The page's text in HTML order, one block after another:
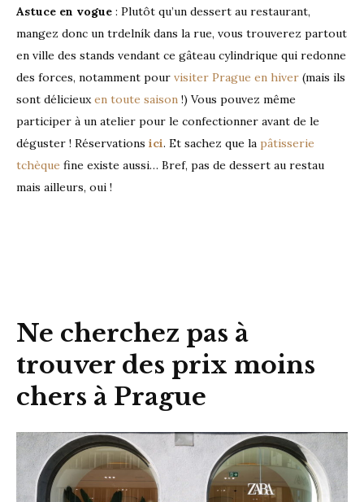
Astuce en vogue : Plutôt qu’un dessert au restaurant,
mangez donc un trdelník dans la rue, vous trouverez partout
en ville des stands vendant ce gâteau cylindrique qui redonne
des forces, notamment pour visiter Prague en hiver (mais ils
sont délicieuxen toute saison !) Vous pouvez même
participer à un atelier pour le confectionner avant de le
déguster ! Réservations ici. Et sachez que la pâtisserie
tchèque fine existe aussi… Bref, pas de dessert au restau
mais ailleurs, oui !
Ne cherchez pas à
trouver des prix moins
chers à Prague